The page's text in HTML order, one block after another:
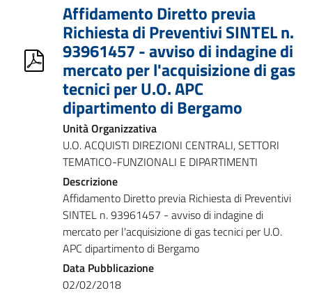
Affidamento Diretto previa
Richiesta di Preventivi SINTEL n.
93961457 - avviso di indagine di
mercato per l'acquisizione di gas
tecnici per U.O. APC
dipartimento di Bergamo
Unità Organizzativa
U.O. ACQUISTI DIREZIONI CENTRALI, SETTORI
TEMATICO-FUNZIONALI E DIPARTIMENTI
Descrizione
Affidamento Diretto previa Richiesta di Preventivi
SINTEL n. 93961457 - avviso di indagine di
mercato per l'acquisizione di gas tecnici per U.O.
APC dipartimento di Bergamo
Data Pubblicazione
02/02/2018